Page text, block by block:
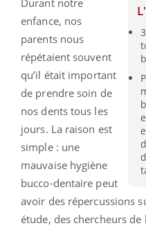
enfance, nos
parents nous
répétaient souvent
qu’il était important
de prendre soin de
nos dents tous les
jours. La raison est
simple : une
mauvaise hygiène
bucco-dentaire peut
avoir des répercussions
étude, des chercheurs